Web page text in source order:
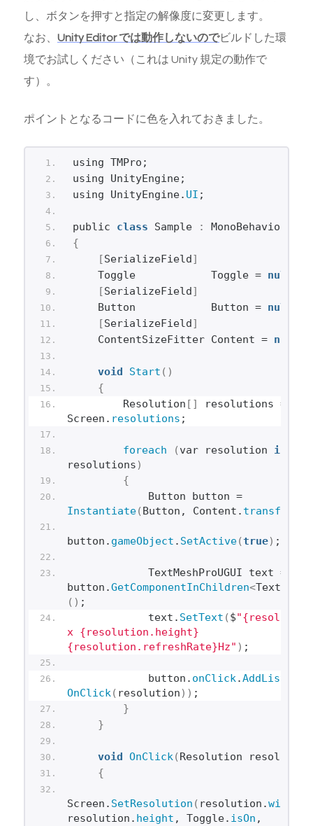
し、ボタンを押すと指定の解像度に変更します。
なお、 Unity Editor では動作しないのでビルドした環
境でお試しください（これは Unity 規定の動作で
す）。
ポイントとなるコードに色を入れておきました。
using TMPro;
using UnityEngine;
using UnityEngine. UI ;
public class Sample :
MonoBehaviour
{
[SerializeField]
    Toggle            Toggle =
null
[SerializeField]
    Button            Button =
null
[SerializeField]
    ContentSizeFitter Content =
null
void Start ()
{
        Resolution
[]
resolutions =
Screen. resolutions ;
foreach (var resolution in
resolutions)
{
Instantiate(Button, Content. transform
button. gameObject . SetActive(true) ;
            TextMeshProUGUI text =
button.GetComponentInChildren<
() ;
            text.
SetText ($
x {resolution.height}
{resolution.refreshRate}Hz" ) ;
            button.
onClick.AddListener
OnClick( resolution)) ;
}
}
void OnClick(Resolution resolution
{
Screen. SetResolution ( resolution.width
resolution. height , Toggle. isOn ,